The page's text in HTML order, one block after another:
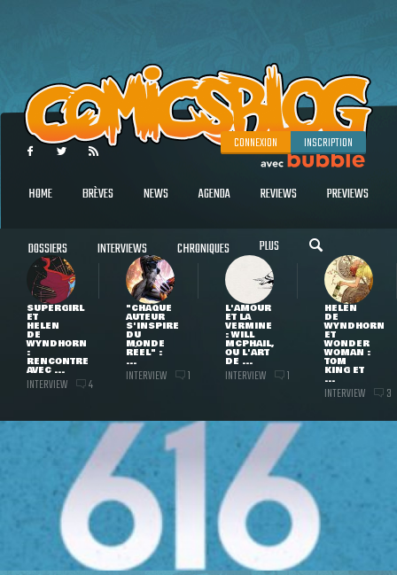
CONNEXION INSCRIPTION
HOME BRÈVES NEWS AGENDA REVIEWS PREVIEWS
DOSSIERS INTERVIEWS CHRONIQUES PLUS
SUPERGIRL
ET
HELEN
DE
WYNDHORN
:
RENCONTRE
AVEC ...
INTERVIEW 4
"CHAQUE
AUTEUR
S'INSPIRE
DU
MONDE
RÉEL" :
...
INTERVIEW 1
L'AMOUR
ET LA
VERMINE
: WILL
MCPHAIL,
OU L'ART
DE ...
INTERVIEW 1
HELEN
DE
WYNDHORN
ET
WONDER
WOMAN :
TOM
KING ET
...
INTERVIEW 3